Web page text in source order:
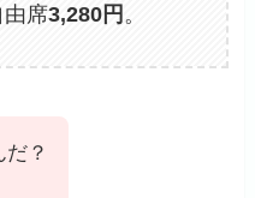
由席3,280円 。
？